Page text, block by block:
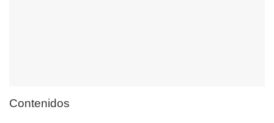
Contenidos